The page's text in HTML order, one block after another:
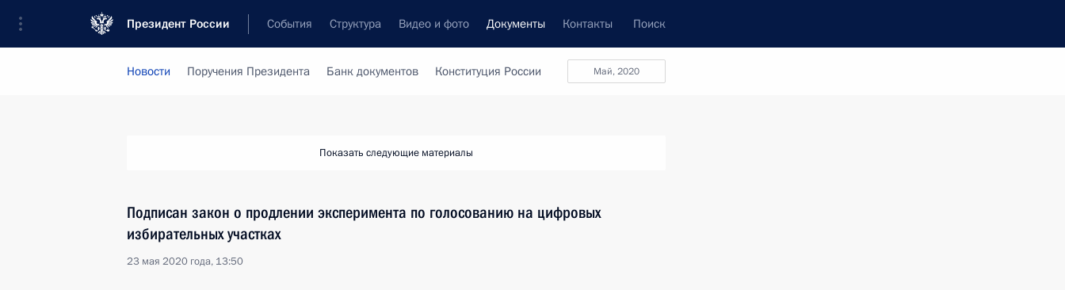
Президент России События Структура Видео и фото Документы Контакты Поиск
май, 2020
Новости Поручения Президента Банк документов Конституция России
Показать следующие материалы
Подписан закон о продлении эксперимента по голосованию на цифровых
избирательных участках
23 мая 2020 года, 13:50